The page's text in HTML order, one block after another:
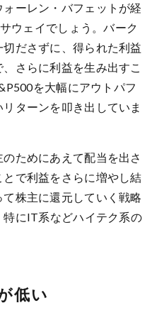
ーレン・バフェットが経
ウェイでしょう。バーク
ださずに、得られた利益
さらに利益を生み出すこ
を大幅にアウトパフ
ターンを叩き出していま
ためにあえて配当を出さ
で利益をさらに増やし結
株主に還元していく戦略
にIT系などハイテク系の
低い